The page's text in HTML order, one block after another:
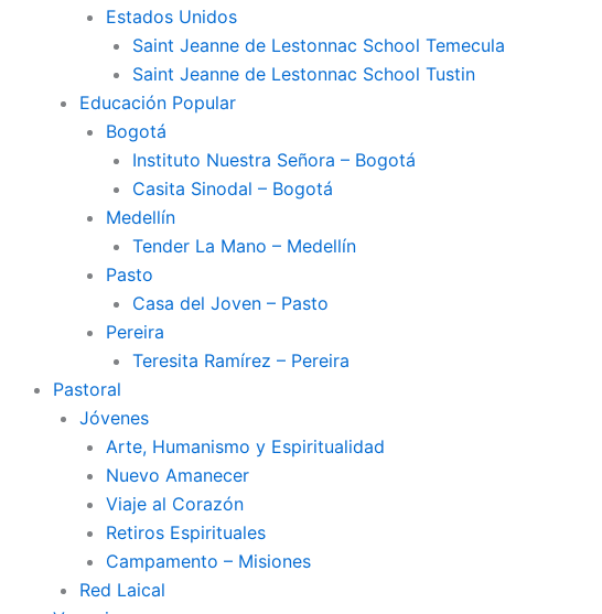
Estados Unidos
Saint Jeanne de Lestonnac School Temecula
Saint Jeanne de Lestonnac School Tustin
Educación Popular
Bogotá
Instituto Nuestra Señora – Bogotá
Casita Sinodal – Bogotá
Medellín
Tender La Mano – Medellín
Pasto
Casa del Joven – Pasto
Pereira
Teresita Ramírez – Pereira
Pastoral
Jóvenes
Arte, Humanismo y Espiritualidad
Nuevo Amanecer
Viaje al Corazón
Retiros Espirituales
Campamento – Misiones
Red Laical